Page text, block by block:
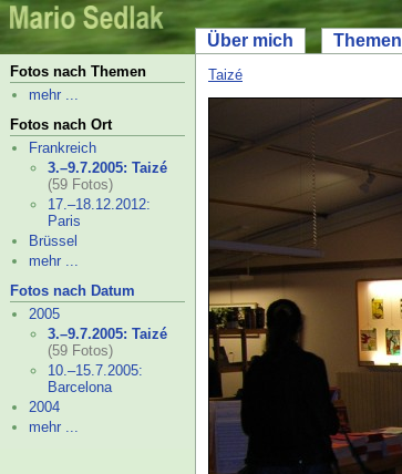
Über mich Themen
Fotos nach Themen
mehr ...
Fotos nach Ort
Frankreich
3.–9.7.2005: Taizé
(59 Fotos)
17.–18.12.2012:
Paris
Brüssel
mehr ...
Fotos nach Datum
2005
3.–9.7.2005: Taizé
(59 Fotos)
10.–15.7.2005:
Barcelona
2004
mehr ...
Taizé